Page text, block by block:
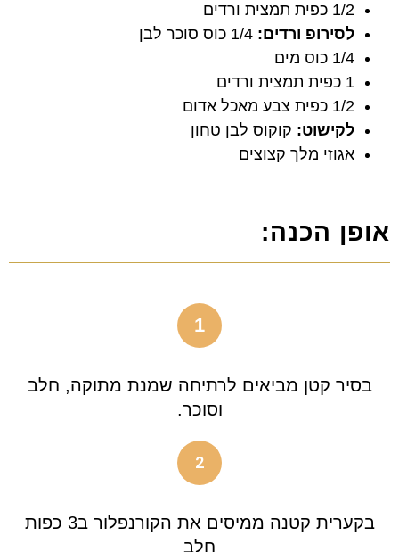
1/2 כפית תמצית ורדים
לסירופ ורדים: 1/4 כוס סוכר לבן
1/4 כוס מים
1 כפית תמצית ורדים
1/2 כפית צבע מאכל אדום
לקישוט: קוקוס לבן טחון
אגוזי מלך קצוצים
אופן הכנה:
1
בסיר קטן מביאים לרתיחה שמנת מתוקה, חלב
וסוכר.
2
בקערית קטנה ממיסים את הקורנפלור ב3 כפות
חלב